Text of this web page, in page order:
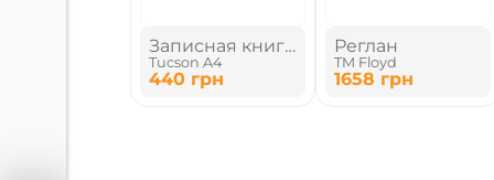
Записная книга
А4
Tucson A4
440 грн
Реглан
TM Floyd
1658 грн